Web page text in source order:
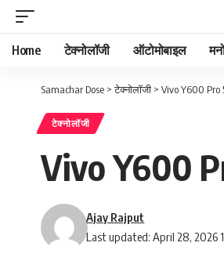
Home टेक्नोलॉजी ऑटोमोबाइल
Samachar Dose >टेक्नोलॉजी > Vivo Y600 Pro
टेक्नोलॉजी
Vivo Y600
Last updated: April 28, 2026
Ajay Rajput